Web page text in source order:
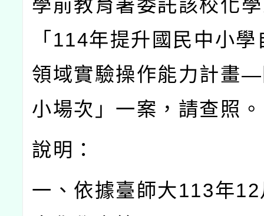
學前教育署委託該校化
「 114年提升國民中小學
領域實驗操作能力計畫—
小場次」一案，請查照。
說明：
一、依據臺師大113年12